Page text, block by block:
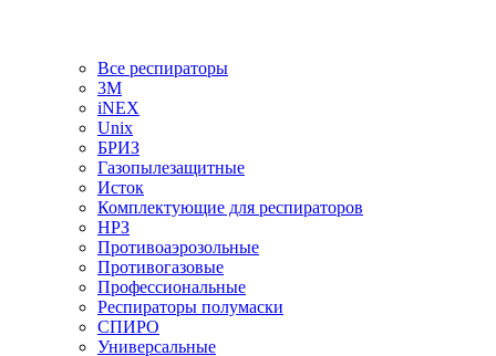
Все респираторы
3М
iNEX
Unix
БРИЗ
Газопылезащитные
Исток
Комплектующие для респираторов
НРЗ
Противоаэрозольные
Противогазовые
Профессиональные
Респираторы полумаски
СПИРО
Универсальные